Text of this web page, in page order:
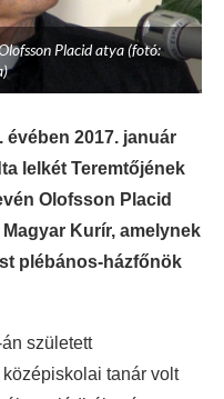
Placid atya (fotó:
évében 2017. január
lelkét Teremtőjének
Olofsson Placid
Kurír, amelynek
plébános-házfőnök
született
tanár volt